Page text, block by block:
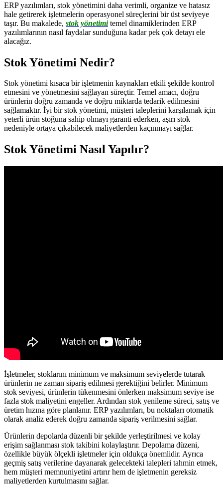
ERP yazılımları, stok yönetimini daha verimli, organize ve hatasız
hale getirerek işletmelerin operasyonel süreçlerini bir üst seviyeye
taşır. Bu makalede, stok yönetimitemel dinamiklerinden ERP
yazılımlarının nasıl faydalar sunduğuna kadar pek çok detayı ele
alacağız.
Stok Yönetimi Nedir?
Stok yönetimi kısaca bir işletmenin kaynakları etkili şekilde kontrol
etmesini ve yönetmesini sağlayan süreçtir. Temel amacı, doğru
ürünlerin doğru zamanda ve doğru miktarda tedarik edilmesini
sağlamaktır. İyi bir stok yönetimi, müşteri taleplerini karşılamak için
yeterli ürün stoğuna sahip olmayı garanti ederken, aşırı stok
nedeniyle ortaya çıkabilecek maliyetlerden kaçınmayı sağlar.
Stok Yönetimi Nasıl Yapılır?
İşletmeler, stoklarını minimum ve maksimum seviyelerde tutarak
ürünlerin ne zaman sipariş edilmesi gerektiğini belirler. Minimum
stok seviyesi, ürünlerin tükenmesini önlerken maksimum seviye ise
fazla stok maliyetini engeller. Ardından stok yenileme süreci, satış ve
üretim hızına göre planlanır. ERP yazılımları, bu noktaları otomatik
olarak analiz ederek doğru zamanda sipariş verilmesini sağlar.
Ürünlerin depolarda düzenli bir şekilde yerleştirilmesi ve kolay
erişim sağlanması stok takibini kolaylaştırır. Depolama düzeni,
özellikle büyük ölçekli işletmeler için oldukça önemlidir. Ayrıca
geçmiş satış verilerine dayanarak gelecekteki talepleri tahmin etmek,
hem müşteri memnuniyetini artırır hem de işletmenin gereksiz
maliyetlerden kurtulmasını sağlar.